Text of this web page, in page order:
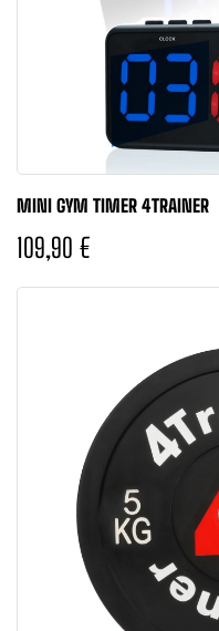
MINI GYM TIMER 4TRAINER
109,90 €